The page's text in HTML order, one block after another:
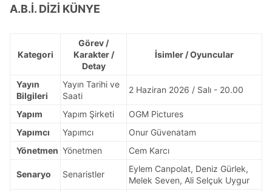
A.B.İ. DİZİ KÜNYE
Kategori
Görev /
Karakter /
Detay
İsimler / Oyuncular
Yayın
Bilgileri
Yayın Tarihi ve
Saati
2 Haziran 2026 / Salı - 20.00
Yapım Yapım Şirketi
OGM Pictures
Yapımcı
Yapımcı
Onur Güvenatam
Yönetmen Yönetmen Cem Karcı
Senaryo Senaristler
Eylem Canpolat, Deniz Gürlek,
Melek Seven, Ali Selçuk Uygur